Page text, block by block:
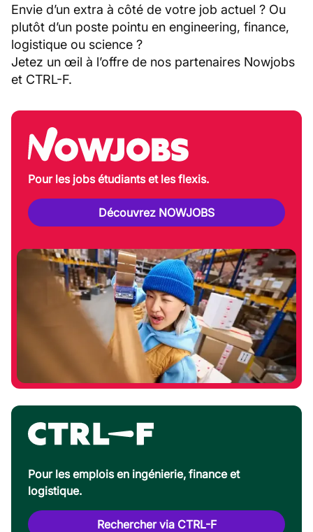
Envie d’un extra à côté de votre job actuel ? Ou
plutôt d’un poste pointu en engineering, finance,
logistique ou science ?
Jetez un œil à l’offre de nos partenaires Nowjobs
et CTRL-F.
Pour les jobs étudiants et les flexis.
Découvrez NOWJOBS
Pour les emplois en ingénierie, finance et
logistique.
Rechercher via CTRL-F